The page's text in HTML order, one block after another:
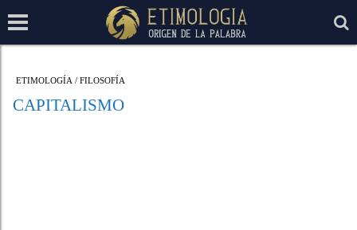
ETIMOLOGÍA / FILOSOFÍA
CAPITALISMO